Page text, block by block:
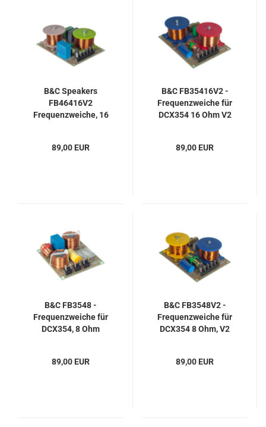
B&C Speakers
FB46416V2
Frequenzweiche, 16
89,00 EUR
B&C FB35416V2 -
Frequenzweiche für
DCX354 16 Ohm V2
89,00 EUR
B&C FB3548 -
Frequenzweiche für
DCX354, 8 Ohm
89,00 EUR
B&C FB3548V2 -
Frequenzweiche für
DCX354 8 Ohm, V2
89,00 EUR